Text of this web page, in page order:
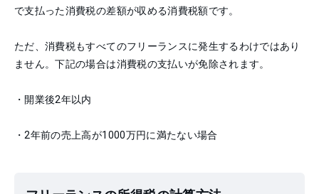
で支払った消費税の差額が収める消費税額です。
ただ、消費税もすべてのフリーランスに発生するわけではあり
ません。下記の場合は消費税の支払いが免除されます。
・開業後2年以内
・2年前の売上高が1000万円に満たない場合